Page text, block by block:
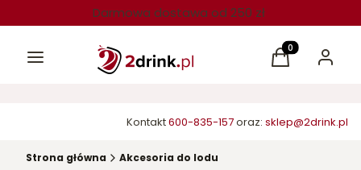
Darmowa dostawa od 250 zł
Menu Produkty w
Koszyk Zaloguj
Kontakt600-835-157oraz: sklep@2drink.pl
Strona główna Akcesoria do lodu